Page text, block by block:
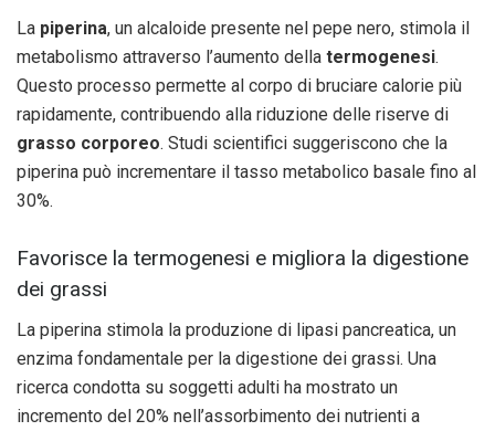
La piperina, un alcaloide presente nel pepe nero, stimola il
metabolismo attraverso l’aumento della termogenesi.
Questo processo permette al corpo di bruciare calorie più
rapidamente, contribuendo alla riduzione delle riserve di
grasso corporeo. Studi scientifici suggeriscono che la
piperina può incrementare il tasso metabolico basale fino al
30%.
Favorisce la termogenesi e migliora la digestione
dei grassi
La piperina stimola la produzione di lipasi pancreatica, un
enzima fondamentale per la digestione dei grassi. Una
ricerca condotta su soggetti adulti ha mostrato un
incremento del 20% nell’assorbimento dei nutrienti a